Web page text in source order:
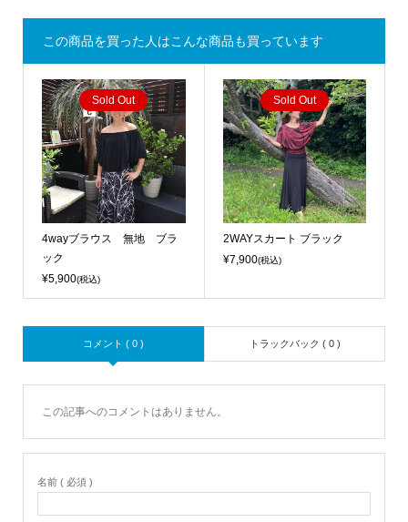
この商品を買った人はこんな商品も買っています
Sold Out
4wayブラウス 無地 ブラ
ック
¥5,900(税込)
Sold Out
2WAYスカート ブラック
¥7,900(税込)
コメント ( 0 ) トラックバック ( 0 )
この記事へのコメントはありません。
名前 ( 必須 )